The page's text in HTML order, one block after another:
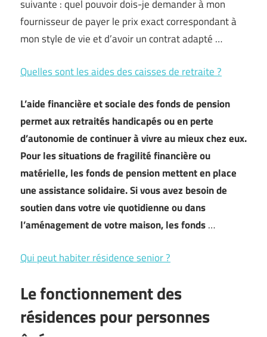
suivante : quel pouvoir dois-je demander à mon
fournisseur de payer le prix exact correspondant à
mon style de vie et d’avoir un contrat adapté …
Quelles sont les aides des caisses de retraite ?
L’aide financière et sociale des fonds de pension
permet aux retraités handicapés ou en perte
d’autonomie de continuer à vivre au mieux chez eux.
Pour les situations de fragilité financière ou
matérielle, les fonds de pension mettent en place
une assistance solidaire. Si vous avez besoin de
soutien dans votre vie quotidienne ou dans
l’aménagement de votre maison, les fonds…
Qui peut habiter résidence senior ?
Le fonctionnement des
résidences pour personnes